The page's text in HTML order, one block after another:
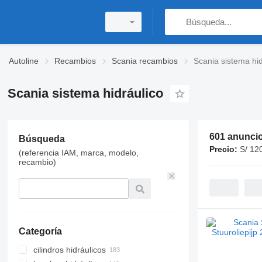
Autoline Recambios Scania recambios Scania sistema
Scania sistema hidráulico
Búsqueda
(referencia IAM, marca, modelo,
recambio)
Categoría
cilindros hidráulicos
601
Precio: S/